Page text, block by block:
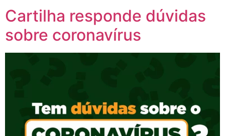
Cartilha responde dúvidas
sobre coronavírus